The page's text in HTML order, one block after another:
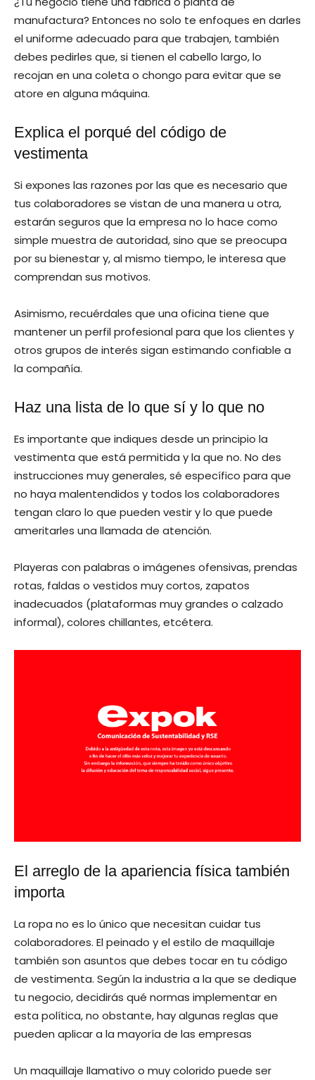
manufactura? Entonces no solo te enfoques en darles
el uniforme adecuado para que trabajen, también
debes pedirles que, si tienen el cabello largo, lo
recojan en una coleta o chongo para evitar que se
atore en alguna máquina.
Explica el porqué del código de
vestimenta
Si expones las razones por las que es necesario que
tus colaboradores se vistan de una manera u otra,
estarán seguros que la empresa no lo hace como
simple muestra de autoridad, sino que se preocupa
por su bienestar y, al mismo tiempo, le interesa que
comprendan sus motivos.
Asimismo, recuérdales que una oficina tiene que
mantener un perfil profesional para que los clientes y
otros grupos de interés sigan estimando confiable a
la compañía.
Haz una lista de lo que sí y lo que no
Es importante que indiques desde un principio la
vestimenta que está permitida y la que no. No des
instrucciones muy generales, sé específico para que
no haya malentendidos y todos los colaboradores
tengan claro lo que pueden vestir y lo que puede
ameritarles una llamada de atención.
Playeras con palabras o imágenes ofensivas, prendas
rotas, faldas o vestidos muy cortos, zapatos
inadecuados (plataformas muy grandes o calzado
informal), colores chillantes, etcétera.
El arreglo de la apariencia física también
importa
La ropa no es lo único que necesitan cuidar tus
colaboradores. El peinado y el estilo de maquillaje
también son asuntos que debes tocar en tu código
de vestimenta. Según la industria a la que se dedique
tu negocio, decidirás qué normas implementar en
esta política, no obstante, hay algunas reglas que
pueden aplicar a la mayoría de las empresas
Un maquillaje llamativo o muy colorido puede ser